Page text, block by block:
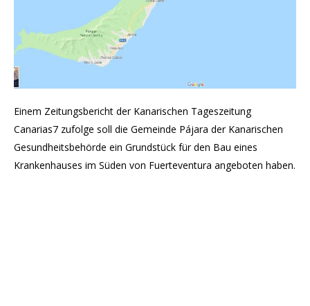
Einem Zeitungsbericht der Kanarischen Tageszeitung
Canarias7 zufolge soll die Gemeinde Pájara der Kanarischen
Gesundheitsbehörde ein Grundstück für den Bau eines
Krankenhauses im Süden von Fuerteventura angeboten haben.